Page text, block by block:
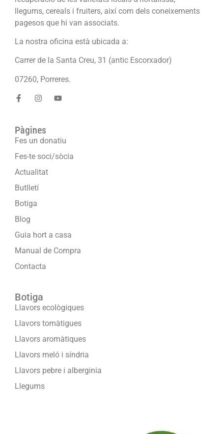
llegums, cereals i fruiters, així com dels coneixements
pagesos que hi van associats.
La nostra oficina està ubicada a:
Carrer de la Santa Creu, 31 (antic Escorxador)
07260, Porreres.
Pàgines
Fes un donatiu
Fes-te soci/sòcia
Actualitat
Butlletí
Botiga
Blog
Guia hort a casa
Manual de Compra
Contacta
Botiga
Llavors ecològiques
Llavors tomàtigues
Llavors aromàtiques
Llavors meló i síndria
Llavors pebre i alberginia
Llegums